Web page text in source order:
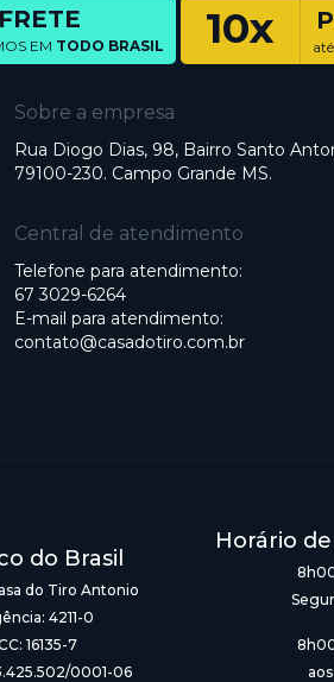
FRETE
EM TODO BRASIL 10x
Sobre a empresa
Rua Diogo Dias, 98, Bairro Santo
79100-230. Campo Grande MS.
Central de atendimento
Telefone para atendimento:
67 3029-6264
E-mail para atendimento:
contato@casadotiro.com.br
do Brasil
do Tiro Antonio
4211-0
16135-7
0001-06
Horário